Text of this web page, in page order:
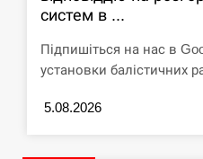
систем в ...
Підпишіться на нас в
установки балістичних
5.08.2026